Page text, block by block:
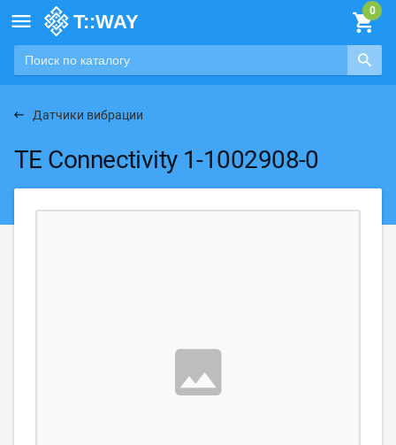

Датчики вибрации
TE Connectivity 1-1002908-0